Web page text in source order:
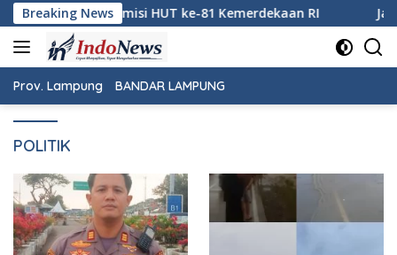
Langsung
ke
konten
Breaking News
81 Kemerdekaan RI Jaga Keamanan Pintu Gerbang
Prov. Lampung BANDAR LAMPUNG
POLITIK